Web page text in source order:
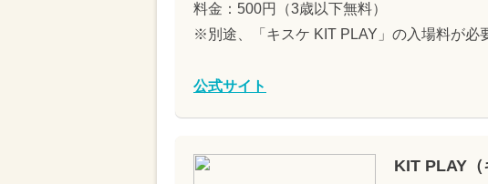
料金：500円（3歳以下無料）
※別途、「キスケ KIT PLAY」の入場料が必
公式サイト
KIT PLAY（